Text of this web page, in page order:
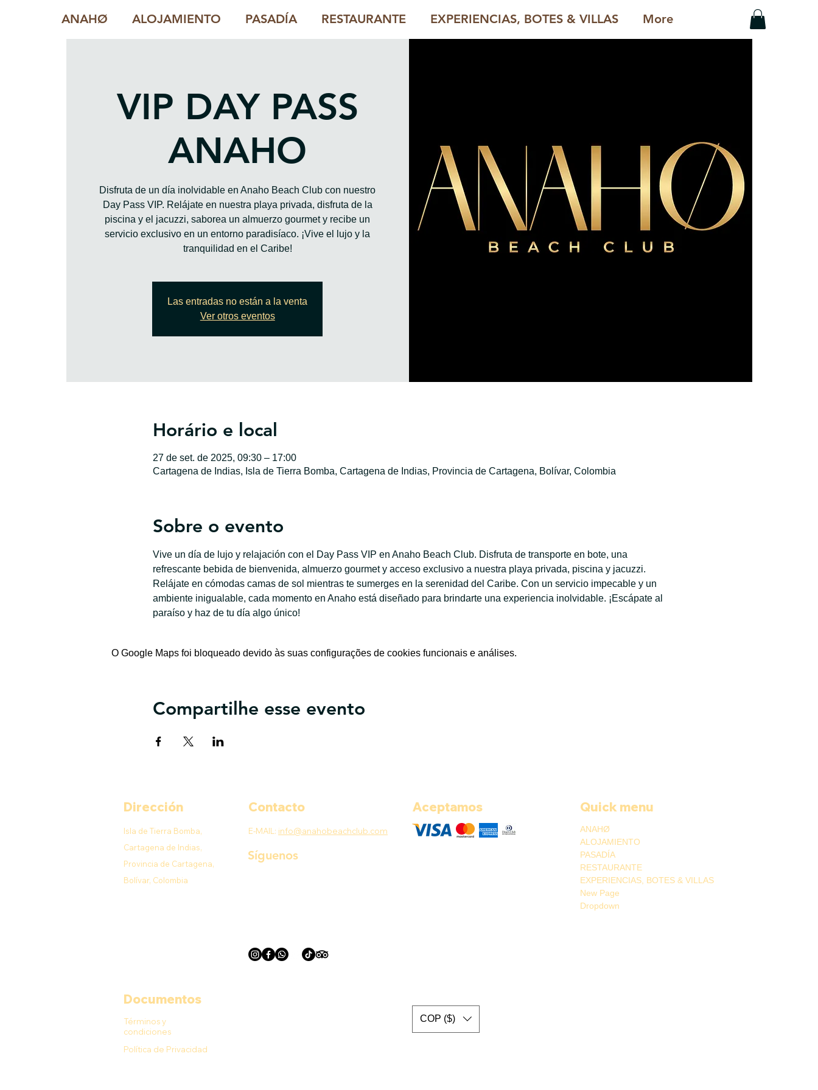
ANAHØ ALOJAMIENTO PASADÍA RESTAURANTE EXPERIENCIAS, BOTES & VILLAS More
VIP DAY PASS
ANAHO
Disfruta de un día inolvidable en Anaho Beach Club con nuestro
Day Pass VIP. Relájate en nuestra playa privada, disfruta de la
piscina y el jacuzzi, saborea un almuerzo gourmet y recibe un
servicio exclusivo en un entorno paradisíaco. ¡Vive el lujo y la
Las entradas no están a la venta
Ver otros eventos
Horário e local
27 de set. de 2025, 09:30 – 17:00
Cartagena de Indias, Isla de Tierra Bomba, Cartagena de Indias, Provincia de Cartagena, Bolívar, Colombia
Sobre o evento
Vive un día de lujo y relajación con el Day Pass VIP en Anaho Beach Club. Disfruta de transporte en bote, una
refrescante bebida de bienvenida, almuerzo gourmet y acceso exclusivo a nuestra playa privada, piscina y jacuzzi.
Relájate en cómodas camas de sol mientras te sumerges en la serenidad del Caribe. Con un servicio impecable y un
ambiente inigualable, cada momento en Anaho está diseñado para brindarte una experiencia inolvidable. ¡Escápate al
paraíso y haz de tu día algo único!
O Google Maps foi bloqueado devido às suas configurações de cookies funcionais e análises.
Compartilhe esse evento
Dirección
Isla de Tierra Bomba,
Cartagena de Indias,
Provincia de Cartagena,
Bolívar, Colombia
Contacto
E-MAIL: info@anahobeachclub.com
Síguenos
Aceptamos Quick menu
ANAHØ
ALOJAMIENTO
PASADÍA
RESTAURANTE
EXPERIENCIAS, BOTES & VILLAS
New Page
Dropdown
Documentos
Términos y
condiciones
COP ($)
Política de Privacidad